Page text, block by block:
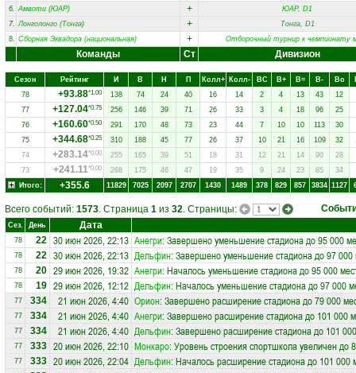
6. Амвоти (ЮАР) +
ЮАР, D1
7. Лонголонго (Тонга) +
Тонга, D1
8. Сборная Эквадора (национальная) + Отборочный турнир к чемпионату
Команды Ст Дивизион
Сезон Рейтинг И В Н П Колл+ Колл- ВC В+ В= В- Вo
78
+93.88*1.00 138 74 24 40 16 14 2 4 13 43
12
77
+127.04*0.75 256 146 39 71 26 33 3 4 18 96
25
76
+160.60*0.50 291 170 48 73 23 44 7 10 10 113
30
75
+344.68*0.25 310 188 45 77 26 37 10 21 16 109 32
74
+283.14*0.00 255 165 39 51 18 31 12 21 14 90
28
73
+241.11*0.00 268 175 46 47 19 35 9 24 23 85 34
Итого:
+355.6 11829 7025 2097 2707 1430 1489 378 829 857 3834 1127
Всего событий: 1573. Страница 1 из 32. Страницы:
Сез. День Дата
78 22 30 июн 2026, 22:13 Анегри: Завершено уменьшение стадиона до 95 000
78 22 30 июн 2026, 22:13 Дельфин: Завершено уменьшение стадиона до 97 000
78 20 29 июн 2026, 19:32 Анегри: Началось уменьшение стадиона до 95 000
78 19 29 июн 2026, 12:12 Дельфин: Началось уменьшение стадиона до 97 000
77 334 21 июн 2026, 4:40 Орион: Завершено расширение стадиона до 79 000
77 334 21 июн 2026, 4:40 Анегри: Завершено расширение стадиона до 101 000
77 334 21 июн 2026, 4:40 Дельфин: Завершено расширение стадиона до 101
77 333 20 июн 2026, 22:10 Монкаро: Уровень строения спортшкола увеличен до
77 333 20 июн 2026, 22:04 Дельфин: Началось расширение стадиона до 101 000